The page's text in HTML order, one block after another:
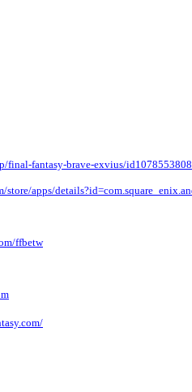
final-fantasy-brave-exvius/id1078553808
store/apps/
ffbetw